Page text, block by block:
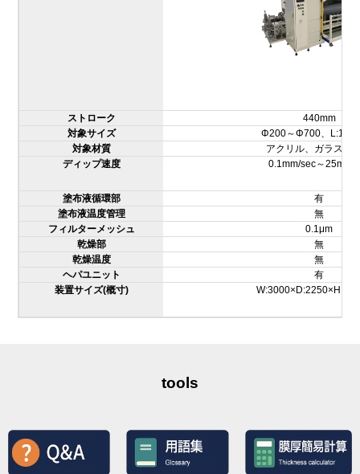
ストローク
440mm
対象サイズ
Φ200～Φ700、
対象材質
アクリル、ガラス、
ディップ速度
0.1mm/sec～25mm/
塗布液循環部
有
塗布液温度管理
無
フィルターメッシュ
0.1μm
乾燥部
無
乾燥温度
無
ヘパユニット
有
装置サイズ(概寸)
tools